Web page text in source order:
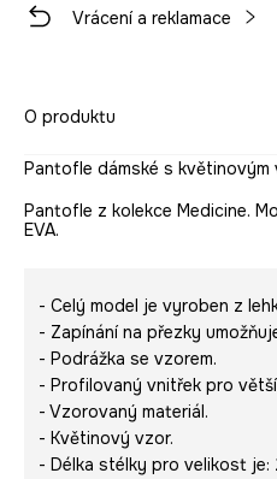
Vrácení a reklamace
O produktu
Pantofle dámské s květinovým
Pantofle z kolekce Medicine.
EVA.
- Celý model je vyroben z
- Zapínání na přezky
- Podrážka se vzorem.
- Profilovaný vnitřek pro
- Vzorovaný materiál.
- Květinový vzor.
- Délka stélky pro velikost je: